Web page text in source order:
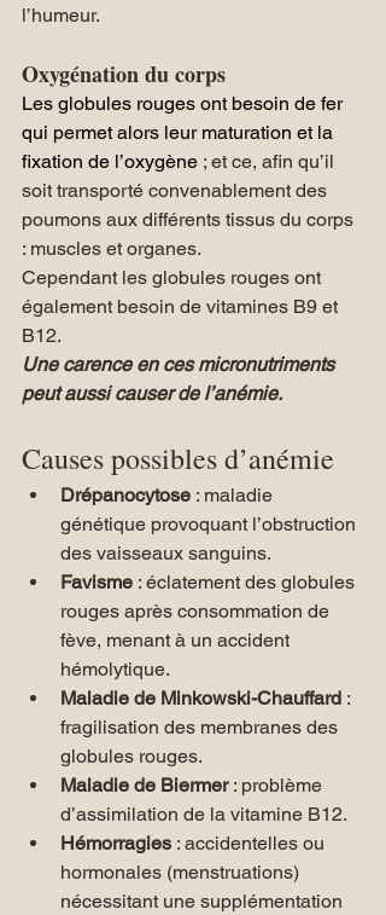
l’humeur.
Oxygénation du corps
Les globules rouges ont besoin de fer
qui permet alors leur maturation et la
fixation de l’oxygène ; et ce, afin qu’il
soit transporté convenablement des
poumons aux différents tissus du corps
: muscles et organes.
Cependant les globules rouges ont
également besoin de vitamines B9 et
B12.
Une carence en ces micronutriments
peut aussi causer de l’anémie.
Causes possibles d’anémie
Drépanocytose : maladie
génétique provoquant l’obstruction
des vaisseaux sanguins.
Favisme : éclatement des globules
rouges après consommation de
fève, menant à un accident
hémolytique.
Maladie de Minkowski-Chauffard :
fragilisation des membranes des
globules rouges.
Maladie de Biermer : problème
d’assimilation de la vitamine B12.
Hémorragies : accidentelles ou
hormonales (menstruations)
nécessitant une supplémentation